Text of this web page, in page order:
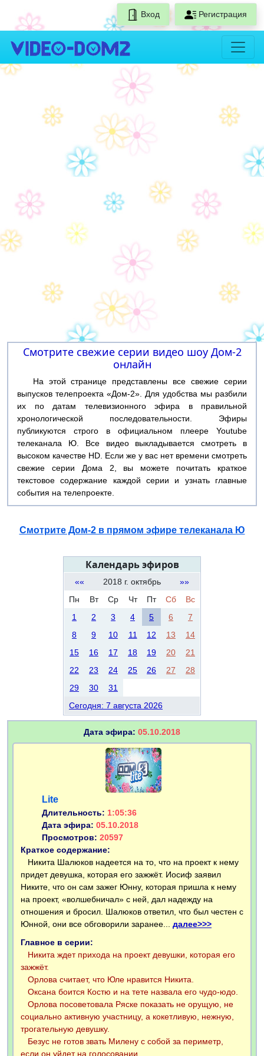
Вход Регистрация
Смотрите свежие серии видео шоу Дом-2
онлайн
На этой странице представлены все свежие серии
выпусков телепроекта «Дом-2». Для удобства мы разбили
их по датам телевизионного эфира в правильной
хронологической последовательности. Эфиры
публикуются строго в официальном плеере Youtube
телеканала Ю. Все видео выкладывается смотреть в
высоком качестве HD. Если же у вас нет времени смотреть
свежие серии Дома 2, вы можете почитать краткое
текстовое содержание каждой серии и узнать главные
события на телепроекте.
Смотрите Дом-2 в прямом эфире телеканала Ю
Календарь эфиров
«« 2018 г. октябрь
»»
Пн
Вт Ср Чт Пт Сб
Вс
1
2 3 4 5 6
7
8
9 10 11 12 13
14
15
16 17 18 19 20
21
22
23 24 25 26 27
28
29
30
31
Сегодня: 7 августа 2026
Дата эфира: 05.10.2018
Lite
Длительность: 1:05:36
Дата эфира: 05.10.2018
Просмотров: 20597
Краткое содержание:
Никита Шалюков надеется на то, что на проект к нему
придет девушка, которая его зажжёт. Иосиф заявил
Никите, что он сам зажег Юнну, которая пришла к нему
на проект, «волшебничал» с ней, дал надежду на
отношения и бросил. Шалюков ответил, что был честен с
Юнной, они все обговорили заранее... далее>>>
Главное в серии:
Никита ждет прихода на проект девушки, которая его
зажжёт.
Орлова считает, что Юле нравится Никита.
Оксана боится Костю и на тете назвала его чудо-юдо.
Орлова посоветовала Ряске показать не орущую, не
социально активную участницу, а кокетливую, нежную,
трогательную девушку.
Безус не готов звать Милену с собой за периметр,
если он уйдет на голосовании.